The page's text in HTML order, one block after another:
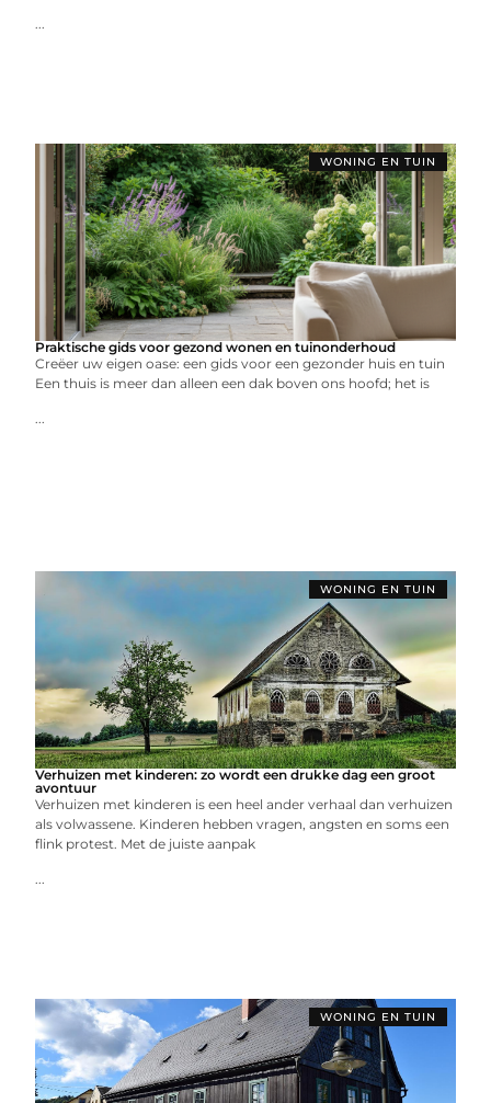
...
WONING EN TUIN
Praktische gids voor gezond wonen en tuinonderhoud
Creëer uw eigen oase: een gids voor een gezonder huis en tuin
Een thuis is meer dan alleen een dak boven ons hoofd; het is
...
WONING EN TUIN
Verhuizen met kinderen: zo wordt een drukke dag een groot
avontuur
Verhuizen met kinderen is een heel ander verhaal dan verhuizen
als volwassene. Kinderen hebben vragen, angsten en soms een
flink protest. Met de juiste aanpak
...
WONING EN TUIN